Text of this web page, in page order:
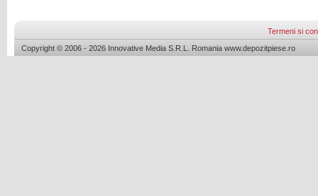
Termeni si
Copyright © 2006 - 2026 Innovative Media S.R.L. Romania www.depozitpiese.ro